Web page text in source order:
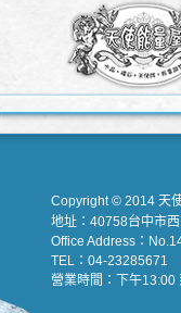
Copyright © 2014 天
地址：40758台中市
Office Address：
TEL：04-23285671
營業時間：下午13:00